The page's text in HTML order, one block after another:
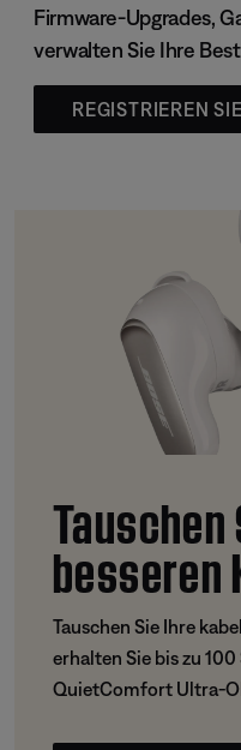
Firmware-Upgrades,
verwalten Sie Ihre
REGISTRIEREN
Tauschen
besseren
Tauschen Sie Ihre
erhalten Sie bis zu
QuietComfort Ultra-